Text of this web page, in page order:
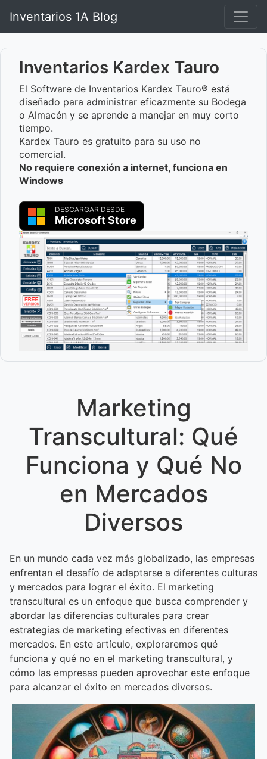
Inventarios 1A Blog
Inventarios Kardex Tauro
El Software de Inventarios Kardex Tauro® está
diseñado para administrar eficazmente su Bodega
o Almacén y se aprende a manejar en muy corto
tiempo.
Kardex Tauro es gratuito para su uso no
comercial.
No requiere conexión a internet, funciona en
Windows
DESCARGAR DESDE
Microsoft Store
Marketing
Transcultural: Qué
Funciona y Qué No
en Mercados
Diversos
En un mundo cada vez más globalizado, las empresas
enfrentan el desafío de adaptarse a diferentes culturas
y mercados para lograr el éxito. El marketing
transcultural es un enfoque que busca comprender y
abordar las diferencias culturales para crear
estrategias de marketing efectivas en diferentes
mercados. En este artículo, exploraremos qué
funciona y qué no en el marketing transcultural, y
cómo las empresas pueden aprovechar este enfoque
para alcanzar el éxito en mercados diversos.